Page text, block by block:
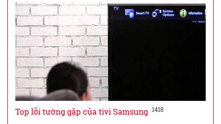
Top lỗi tường gặp của tivi Samsung 1418